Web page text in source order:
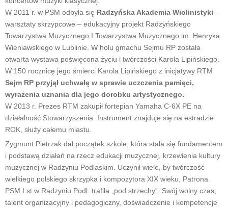
W 2011 r. w PSM odbyła się Radzyńska Akademia Wiolinistyki –
warsztaty skrzypcowe – edukacyjny projekt Radzyńskiego
Towarzystwa Muzycznego I Towarzystwa Muzycznego im. Henryka
Wieniawskiego w Lublinie. W holu gmachu Sejmu RP została
otwarta wystawa poświęcona życiu i twórczości Karola Lipińskiego.
W 150 rocznicę jego śmierci Karola Lipińskiego z inicjatywy RTM
Sejm RP przyjął uchwałę w sprawie uczczenia pamięci,
wyrażenia uznania dla jego dorobku artystycznego.
W 2013 r. Prezes RTM zakupił fortepian Yamaha C-6X PE na
działalność Stowarzyszenia. Instrument znajduje się na estradzie
ROK, służy całemu miastu.
Zygmunt Pietrzak dał początek szkole, która stała się fundamentem
i podstawą działań na rzecz edukacji muzycznej, krzewienia kultury
muzycznej w Radzyniu Podlaskim. Uczynił wiele, by twórczość
wielkiego polskiego skrzypka i kompozytora XIX wieku, Patrona
PSM I st w Radzyniu Podl. trafiła „pod strzechy”. Swój wolny czas,
talent organizacyjny i pedagogiczny, doświadczenie i kompetencje